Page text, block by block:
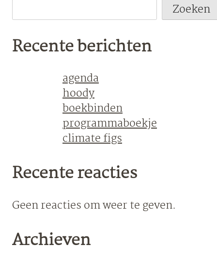
Zoeken
Recente berichten
agenda
hoody
boekbinden
programmaboekje
climate figs
Recente reacties
Geen reacties om weer te geven.
Archieven